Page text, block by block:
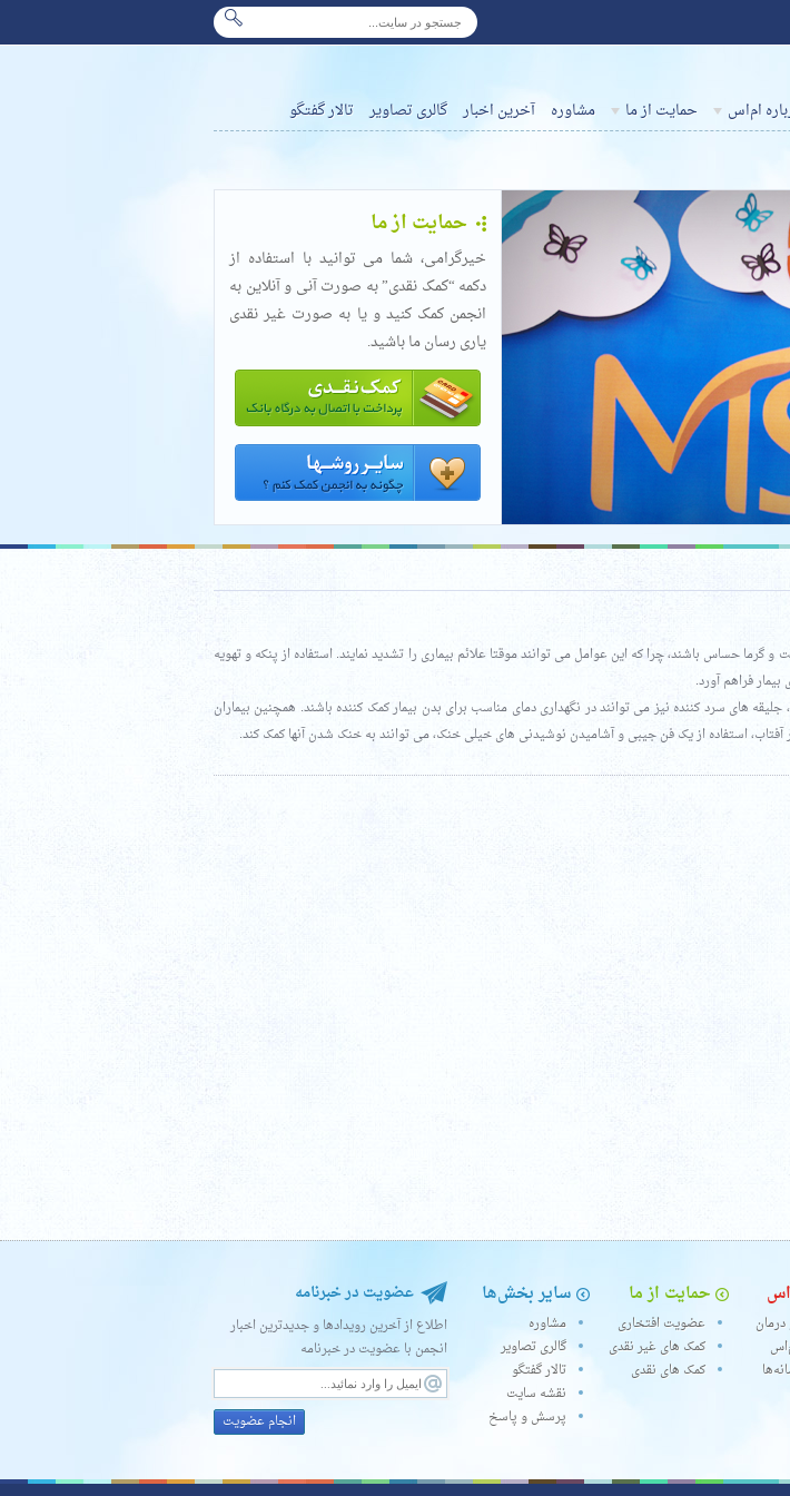
ام‌اس حمایت از ما مشاوره آخرین اخبار گالری تصاویر تالار گفتگو
حمایت از ما
خیرگرامی، شما می توانید با استفاده از
دکمه “کمک نقدی” به صورت آنی و آنلاین به
انجمن کمک کنید و یا به صورت غیر نقدی
یاری رسان ما باشید.
حساس باشند، چرا که این عوامل می توانند موقتا علائم بیماری را تشدید نمایند. استفاده از پنکه و تهویه
فراهم آورد.
های سرد کننده نیز می توانند در نگهداری دمای مناسب برای بدن بیمار کمک کننده باشند. همچنین بیماران
آفتاب، استفاده از یک فن جیبی و آشامیدن نوشیدنی های خیلی خنک، می توانند به خنک شدن آنها کمک کند.
حمایت از ما
عضویت افتخاری
کمک های غیر نقدی
کمک های نقدی
سایر بخش‌ها
مشاوره
گالری تصاویر
تالار گفتگو
نقشه سایت
پرسش و پاسخ
عضویت در خبرنامه
اطلاع از آخرین رویدادها و جدیدترین اخبار
انجمن با عضویت در خبرنامه
انجام عضویت